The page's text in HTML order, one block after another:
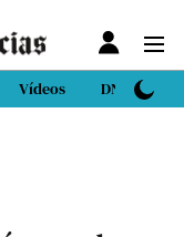
Vídeos DN Sport